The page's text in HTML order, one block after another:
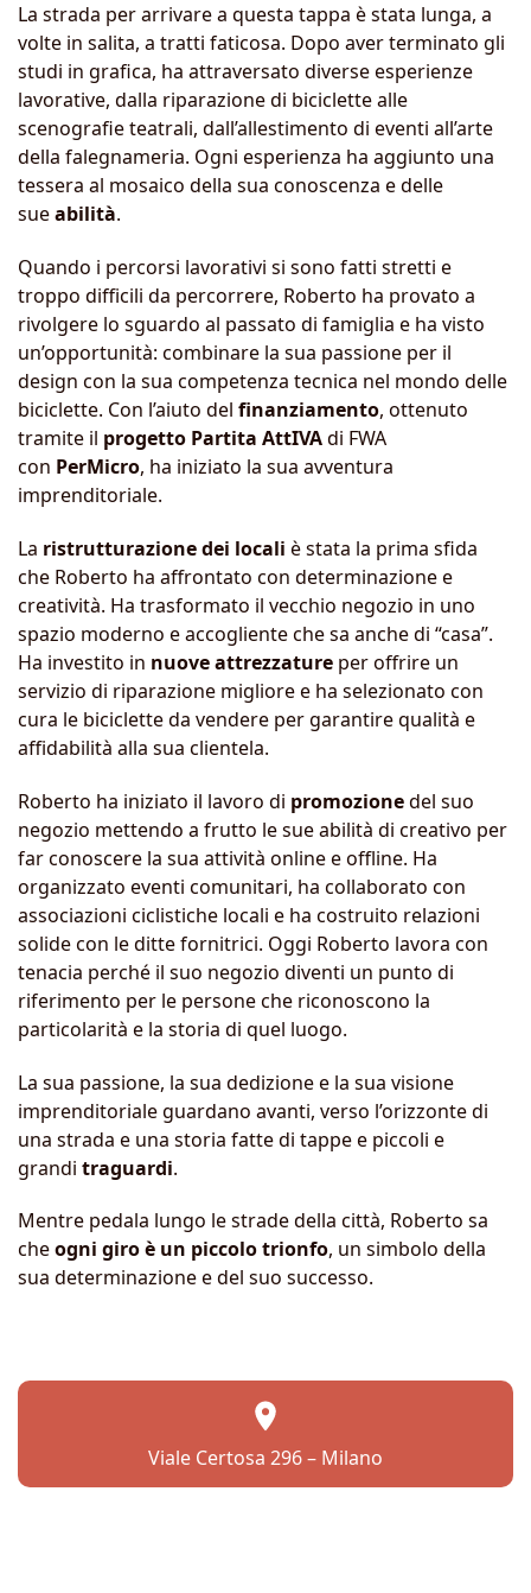
La strada per arrivare a questa tappa è stata lunga, a
volte in salita, a tratti faticosa. Dopo aver terminato gli
studi in grafica, ha attraversato diverse esperienze
lavorative, dalla riparazione di biciclette alle
scenografie teatrali, dall’allestimento di eventi all’arte
della falegnameria. Ogni esperienza ha aggiunto una
tessera al mosaico della sua conoscenza e delle
sueabilità.
Quando i percorsi lavorativi si sono fatti stretti e
troppo difficili da percorrere, Roberto ha provato a
rivolgere lo sguardo al passato di famiglia e ha visto
un’opportunità: combinare la sua passione per il
design con la sua competenza tecnica nel mondo delle
biciclette. Con l’aiuto del finanziamento, ottenuto
tramite il progetto Partita AttIVAdi FWA
con PerMicro, ha iniziato la sua avventura
imprenditoriale.
La ristrutturazione dei locali è stata la prima sfida
che Roberto ha affrontato con determinazione e
creatività. Ha trasformato il vecchio negozio in uno
spazio moderno e accogliente che sa anche di “casa”.
Ha investito in nuove attrezzature per offrire un
servizio di riparazione migliore e ha selezionato con
cura le biciclette da vendere per garantire qualità e
affidabilità alla sua clientela.
Roberto ha iniziato il lavoro di promozionedel suo
negozio mettendo a frutto le sue abilità di creativo per
far conoscere la sua attività online e offline. Ha
organizzato eventi comunitari, ha collaborato con
associazioni ciclistiche locali e ha costruito relazioni
solide con le ditte fornitrici. Oggi Roberto lavora con
tenacia perché il suo negozio diventi un punto di
riferimento per le persone che riconoscono la
particolarità e la storia di quel luogo.
La sua passione, la sua dedizione e la sua visione
imprenditoriale guardano avanti, verso l’orizzonte di
una strada e una storia fatte di tappe e piccoli e
grandi traguardi.
Mentre pedala lungo le strade della città, Roberto sa
cheogni giro è un piccolo trionfo, un simbolo della
sua determinazione e del suo successo.
Viale Certosa 296 – Milano